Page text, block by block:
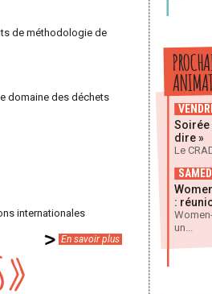
de méthodologie de
domaine des déchets
internationales
En savoir plus
»
Soirée
dire »
Le
:
un...